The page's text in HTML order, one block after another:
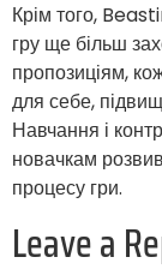
Крім того,
гру ще більш
пропозиціям,
для себе,
Навчання і
новачкам
процесу гри.
Leave a